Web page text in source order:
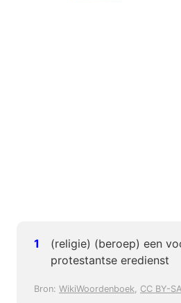
(religie) (beroep) een
protestantse eredienst
Bron: WikiWoordenboek, CC BY-